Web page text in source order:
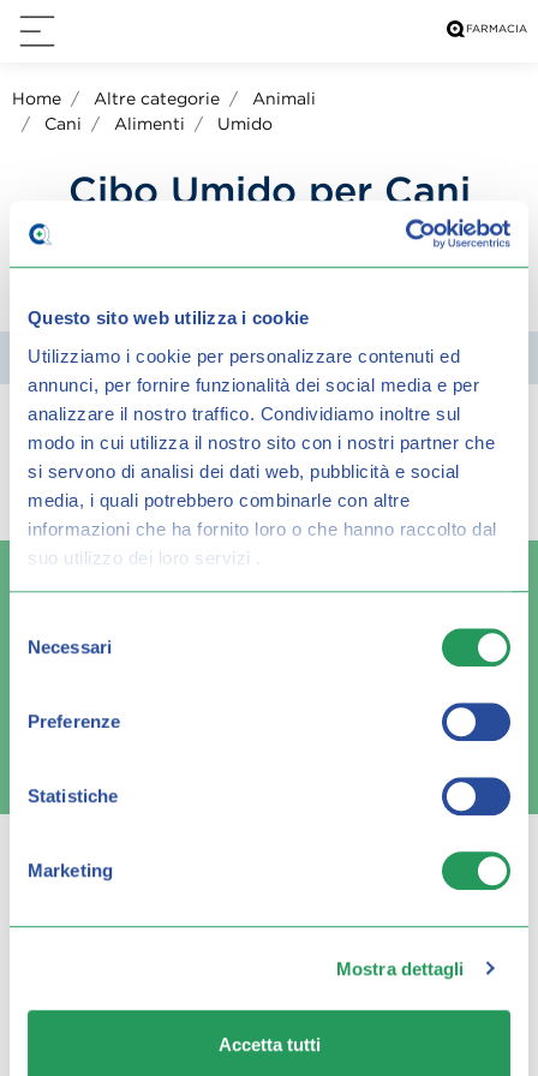
Questo sito web utilizza i cookie
Utilizziamo i cookie per personalizzare contenuti ed
annunci, per fornire funzionalità dei social media e per
analizzare il nostro traffico. Condividiamo inoltre sul
modo in cui utilizza il nostro sito con i nostri partner che
si servono di analisi dei dati web, pubblicità e social
media, i quali potrebbero combinarle con altre
informazioni che ha fornito loro o che hanno raccolto dal
suo utilizzo dei loro servizi .
delNecessari
Preferenze
Statistiche
Marketing
Mostra dettagli
Accetta tutti
Home Altre categorie
Animali
Cani
Alimenti Umido
Cibo Umido per Cani
Filtra
Spiacenti, ma non è stato trovato alcun
risultato per:
Pagamenti sicuri